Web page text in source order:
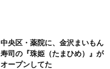
中央区・薬院に、金沢まいもん
寿司の『珠姫（たまひめ）』が
オープンしてた